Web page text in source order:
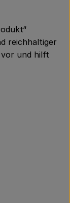
reichhaltiger
und hilft